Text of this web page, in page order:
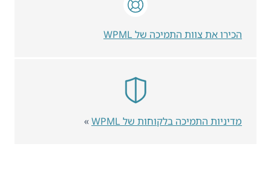
הכירו את צוות התמיכה של WPML
מדיניות התמיכה בלקוחות של WPML »